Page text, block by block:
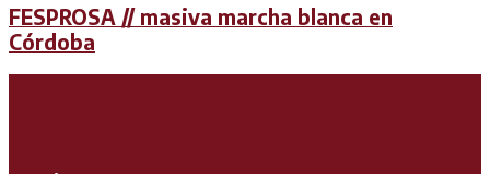
FESPROSA // masiva marcha blanca en
Córdoba